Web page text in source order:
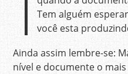
Tem alguém
você esta
Ainda assim lembre-se:
nível e documente o